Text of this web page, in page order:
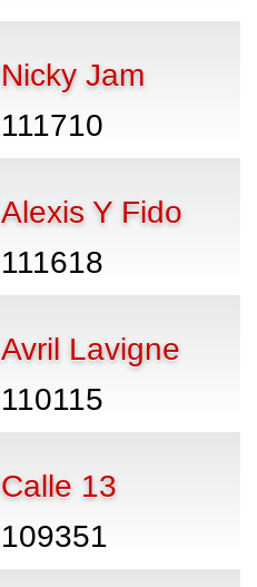
Nicky Jam
111710
Alexis Y Fido
111618
Avril Lavigne
110115
Calle 13
109351